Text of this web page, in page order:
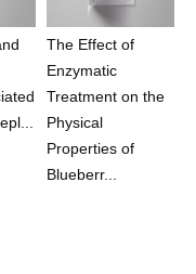
The Effect of
Enzymatic
Treatment on the
Physical
Properties of
Blueberr...